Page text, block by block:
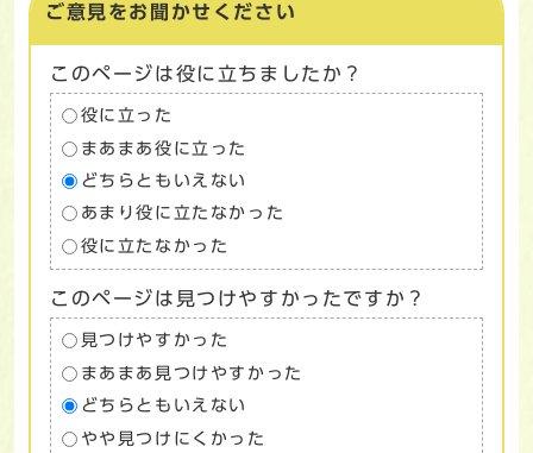
ご意見をお聞かせください
このページは役に立ちましたか？
役に立った
まあまあ役に立った
どちらともいえない
あまり役に立たなかった
役に立たなかった
このページは見つけやすかったですか？
見つけやすかった
まあまあ見つけやすかった
どちらともいえない
やや見つけにくかった